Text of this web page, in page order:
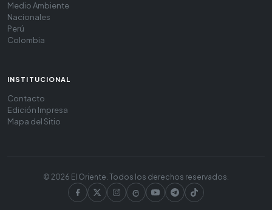
Medio Ambiente
Nacionales
Perú
Colombia
INSTITUCIONAL
Contacto
Edición Impresa
Mapa del Sitio
© 2026 El Oriente. Todos los derechos reservados.